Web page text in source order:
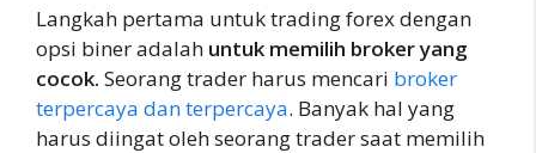
Langkah pertama untuk trading forex dengan
opsi biner adalah untuk memilih broker yang
cocok. Seorang trader harus mencari broker
terpercaya dan terpercaya. Banyak hal yang
harus diingat oleh seorang trader saat memilih